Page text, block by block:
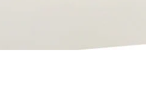
Problematická pokožka hlavy